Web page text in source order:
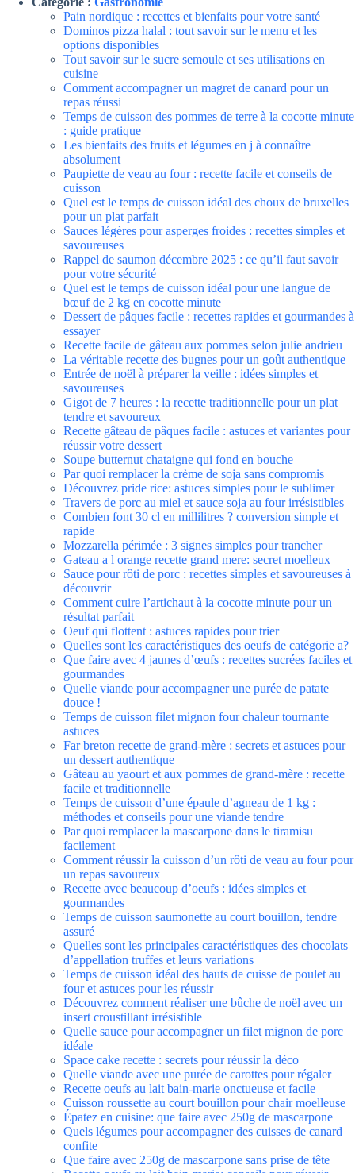
Pain nordique : recettes et bienfaits pour votre santé
Dominos pizza halal : tout savoir sur le menu et les
options disponibles
Tout savoir sur le sucre semoule et ses utilisations en
cuisine
Comment accompagner un magret de canard pour un
repas réussi
Temps de cuisson des pommes de terre à la cocotte minute
: guide pratique
Les bienfaits des fruits et légumes en j à connaître
absolument
Paupiette de veau au four : recette facile et conseils de
cuisson
Quel est le temps de cuisson idéal des choux de bruxelles
pour un plat parfait
Sauces légères pour asperges froides : recettes simples et
savoureuses
Rappel de saumon décembre 2025 : ce qu’il faut savoir
pour votre sécurité
Quel est le temps de cuisson idéal pour une langue de
bœuf de 2 kg en cocotte minute
Dessert de pâques facile : recettes rapides et gourmandes à
essayer
Recette facile de gâteau aux pommes selon julie andrieu
La véritable recette des bugnes pour un goût authentique
Entrée de noël à préparer la veille : idées simples et
savoureuses
Gigot de 7 heures : la recette traditionnelle pour un plat
tendre et savoureux
Recette gâteau de pâques facile : astuces et variantes pour
réussir votre dessert
Soupe butternut chataigne qui fond en bouche
Par quoi remplacer la crème de soja sans compromis
Découvrez pride rice: astuces simples pour le sublimer
Travers de porc au miel et sauce soja au four irrésistibles
Combien font 30 cl en millilitres ? conversion simple et
rapide
Mozzarella périmée : 3 signes simples pour trancher
Gateau a l orange recette grand mere: secret moelleux
Sauce pour rôti de porc : recettes simples et savoureuses à
découvrir
Comment cuire l’artichaut à la cocotte minute pour un
résultat parfait
Oeuf qui flottent : astuces rapides pour trier
Quelles sont les caractéristiques des oeufs de catégorie a?
Que faire avec 4 jaunes d’œufs : recettes sucrées faciles et
gourmandes
Quelle viande pour accompagner une purée de patate
douce !
Temps de cuisson filet mignon four chaleur tournante
astuces
Far breton recette de grand-mère : secrets et astuces pour
un dessert authentique
Gâteau au yaourt et aux pommes de grand-mère : recette
facile et traditionnelle
Temps de cuisson d’une épaule d’agneau de 1 kg :
méthodes et conseils pour une viande tendre
Par quoi remplacer la mascarpone dans le tiramisu
facilement
Comment réussir la cuisson d’un rôti de veau au four pour
un repas savoureux
Recette avec beaucoup d’oeufs : idées simples et
gourmandes
Temps de cuisson saumonette au court bouillon, tendre
assuré
Quelles sont les principales caractéristiques des chocolats
d’appellation truffes et leurs variations
Temps de cuisson idéal des hauts de cuisse de poulet au
four et astuces pour les réussir
Découvrez comment réaliser une bûche de noël avec un
insert croustillant irrésistible
Quelle sauce pour accompagner un filet mignon de porc
idéale
Space cake recette : secrets pour réussir la déco
Quelle viande avec une purée de carottes pour régaler
Recette oeufs au lait bain-marie onctueuse et facile
Cuisson roussette au court bouillon pour chair moelleuse
Épatez en cuisine: que faire avec 250g de mascarpone
Quels légumes pour accompagner des cuisses de canard
confite
Que faire avec 250g de mascarpone sans prise de tête